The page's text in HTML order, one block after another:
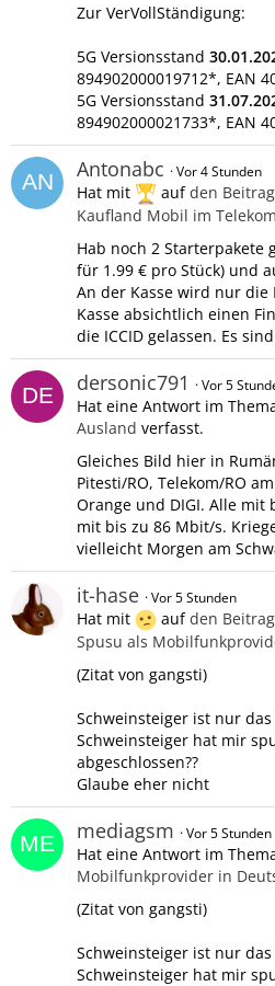
Zur VerVollStändigung:
5G Versionsstand
894902000019712*, EAN
5G Versionsstand
894902000021733*, EAN
Antonabc Vor 4 Stunden
Hat mit aufden
Kaufland Mobil im
Hab noch 2 Starterpakete
für 1.99 € pro Stück) und
An der Kasse wird nur die
Kasse absichtlich einen
die ICCID gelassen. Es
dersonic791 Vor 5
Hat eine Antwort im
Ausland verfasst.
Gleiches Bild hier in
Pitesti/RO, Telekom/RO
Orange und DIGI. Alle mit
mit bis zu 86 Mbit/s.
vielleicht Morgen am
it-hase Vor 5 Stunden
Hat mit aufden
Spusu als
(Zitat von gangsti)
Schweinsteiger ist nur
Schweinsteiger hat mir
abgeschlossen??
Glaube eher nicht
mediagsm Vor 5 Stunden
Hat eine Antwort im
Mobilfunkprovider in
(Zitat von gangsti)
Schweinsteiger ist nur
Schweinsteiger hat mir